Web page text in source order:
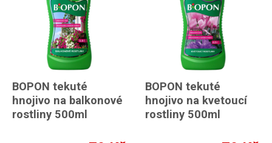
BOPON tekuté
hnojivo na balkonové
rostliny 500ml
BOPON tekuté
hnojivo na kvetoucí
rostliny 500ml